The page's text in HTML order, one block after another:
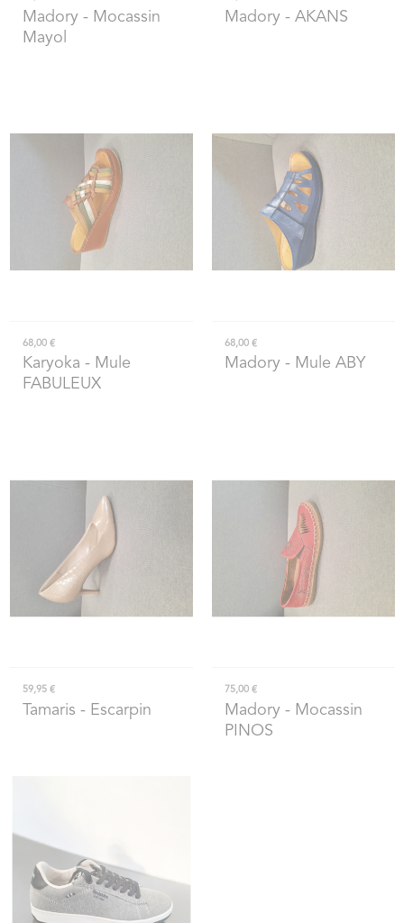
Madory- Mocassin
Mayol
Madory- AKANS
68,00 €
Karyoka - Mule
FABULEUX
68,00 €
Madory- Mule ABY
59,95 €
Tamaris - Escarpin
75,00 €
Madory- Mocassin
PINOS